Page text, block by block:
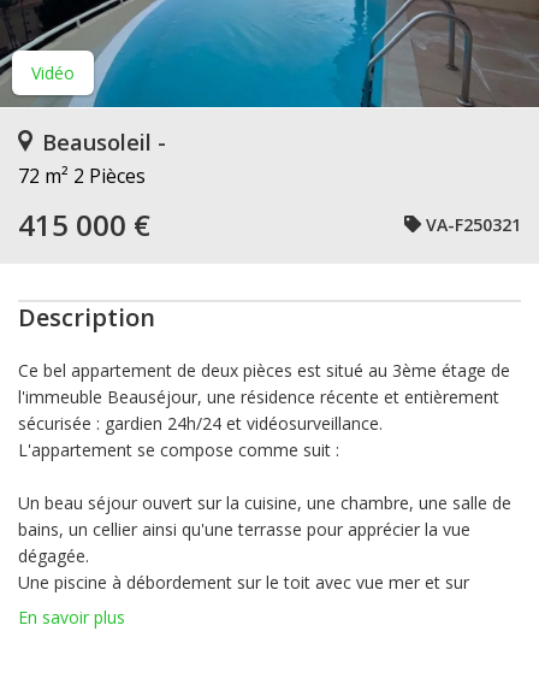
Vidéo
Beausoleil -
72 m² 2 Pièces
415 000 € VA-F250321
Description
Ce bel appartement de deux pièces est situé au 3ème étage de
l'immeuble Beauséjour, une résidence récente et entièrement
sécurisée : gardien 24h/24 et vidéosurveillance.
L'appartement se compose comme suit :
Un beau séjour ouvert sur la cuisine, une chambre, une salle de
bains, un cellier ainsi qu'une terrasse pour apprécier la vue
dégagée.
Une piscine à débordement sur le toit avec vue mer et sur
Monaco est également accessible.
Une cave complètent ce bien.
En savoir plus